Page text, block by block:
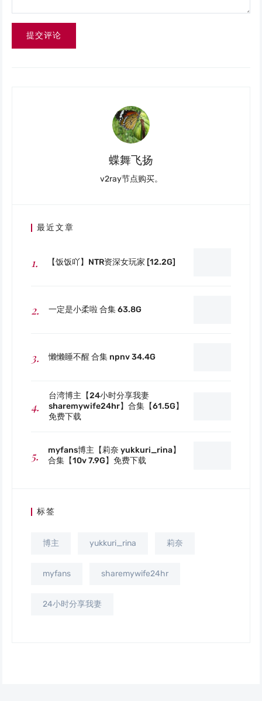
提交评论
蝶舞飞扬
v2ray节点购买。
最近文章
【饭饭吖】NTR资深女玩家 [12.2G]
一定是小柔啦 合集 63.8G
懒懒睡不醒 合集 npnv 34.4G
台湾博主【24小时分享我妻
sharemywife24hr】合集【61.5G】
免费下载
myfans博主【莉奈 yukkuri_rina】
合集【10v 7.9G】免费下载
标签
博主 yukkuri_rina 莉奈
myfans sharemywife24hr
24小时分享我妻